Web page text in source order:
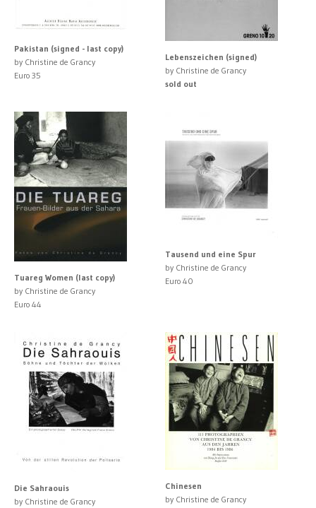
Pakistan (signed - last copy)
by Christine de Grancy
Euro 35
Lebenszeichen (signed)
by Christine de Grancy
sold out
Tuareg Women (last copy)
by Christine de Grancy
Euro 44
Tausend und eine Spur
by Christine de Grancy
Euro 40
Die Sahraouis
by Christine de Grancy
Chinesen
by Christine de Grancy